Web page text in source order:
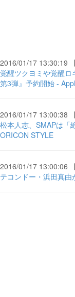
2016/01/17 13:30:19
覚醒ツクヨミや覚醒ロ
第3弾』予約開始 -
2016/01/17 13:00:38
松本人志、SMAPは「
ORICON STYLE
2016/01/17 13:00:06
テコンドー・浜田真